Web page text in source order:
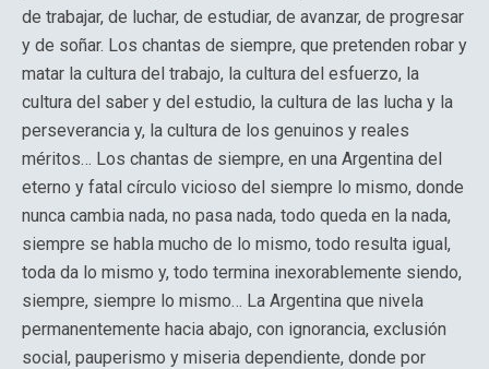
de trabajar, de luchar, de estudiar, de avanzar, de progresar
y de soñar. Los chantas de siempre, que pretenden robar y
matar la cultura del trabajo, la cultura del esfuerzo, la
cultura del saber y del estudio, la cultura de las lucha y la
perseverancia y, la cultura de los genuinos y reales
méritos… Los chantas de siempre, en una Argentina del
eterno y fatal círculo vicioso del siempre lo mismo, donde
nunca cambia nada, no pasa nada, todo queda en la nada,
siempre se habla mucho de lo mismo, todo resulta igual,
toda da lo mismo y, todo termina inexorablemente siendo,
siempre, siempre lo mismo… La Argentina que nivela
permanentemente hacia abajo, con ignorancia, exclusión
social, pauperismo y miseria dependiente, donde por